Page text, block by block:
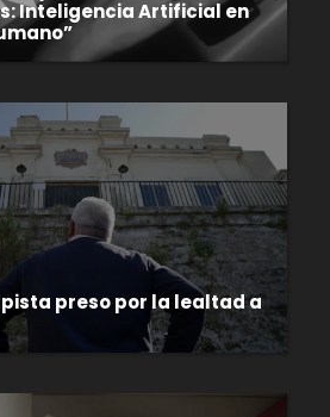
Inteligencia Artificial en
preso por la lealtad a